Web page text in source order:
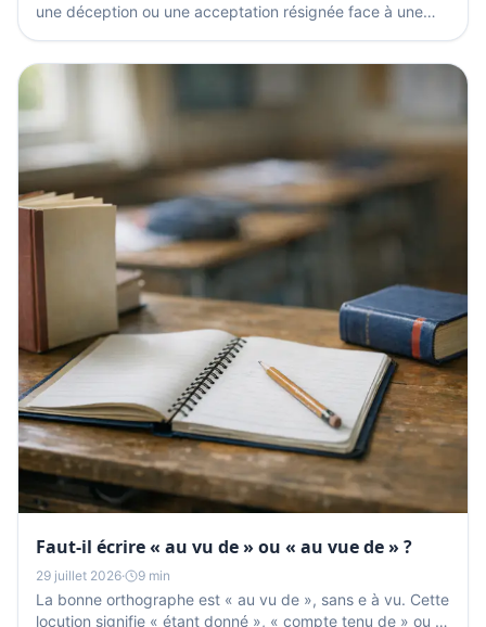
une déception ou une acceptation résignée face à une
Faut-il écrire « au vu de » ou « au vue de » ?
29 juillet 2026· 9 min
La bonne orthographe est « au vu de », sans e à vu. Cette
locution signifie « étant donné », « compte tenu de » ou «